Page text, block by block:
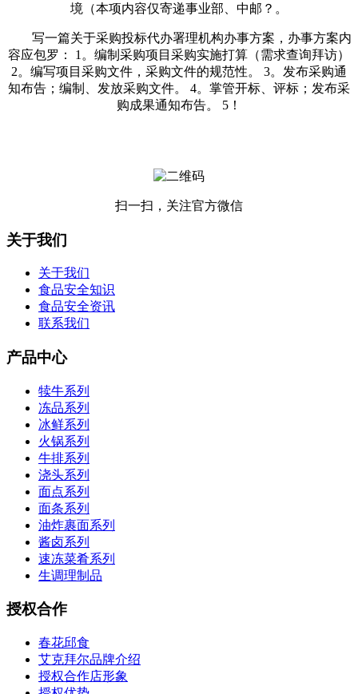
境（本项内容仅寄递事业部、中邮？。
写一篇关于采购投标代办署理机构办事方案，办事方案内
容应包罗： 1。编制采购项目采购实施打算（需求查询拜访）
2。编写项目采购文件，采购文件的规范性。 3。发布采购通
知布告；编制、发放采购文件。 4。掌管开标、评标；发布采
购成果通知布告。 5！
扫一扫，关注官方微信
关于我们
关于我们
食品安全知识
食品安全资讯
联系我们
产品中心
犊牛系列
冻品系列
冰鲜系列
火锅系列
牛排系列
浇头系列
面点系列
面条系列
油炸裹面系列
酱卤系列
速冻菜肴系列
生调理制品
授权合作
春花邱食
艾克拜尔品牌介绍
授权合作店形象